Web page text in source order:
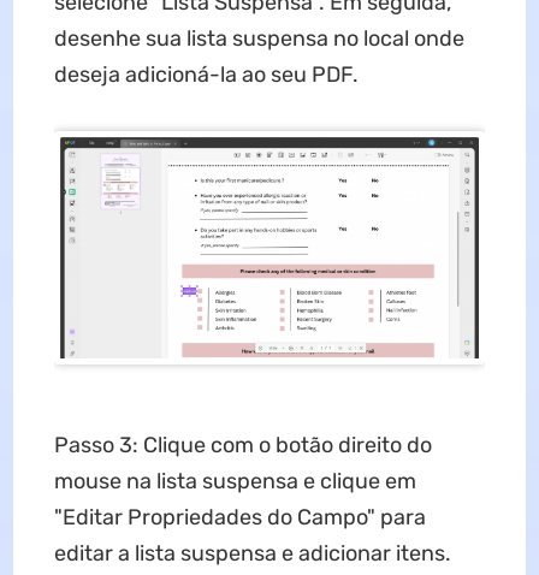
desenhe sua lista suspensa no local onde
deseja adicioná-la ao seu PDF.
Passo 3: Clique com o botão direito do
mouse na lista suspensa e clique em
"Editar Propriedades do Campo" para
editar a lista suspensa e adicionar itens.